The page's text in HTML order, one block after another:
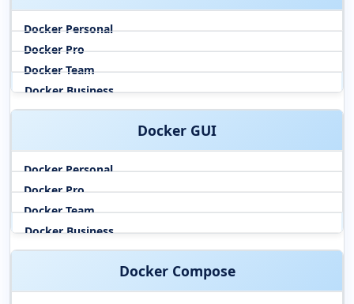
Docker GUI
Docker Compose